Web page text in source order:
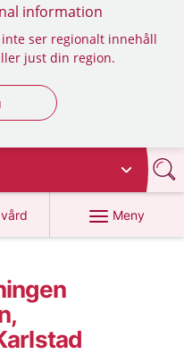
information
ser regionalt innehåll
just din region.
Meny